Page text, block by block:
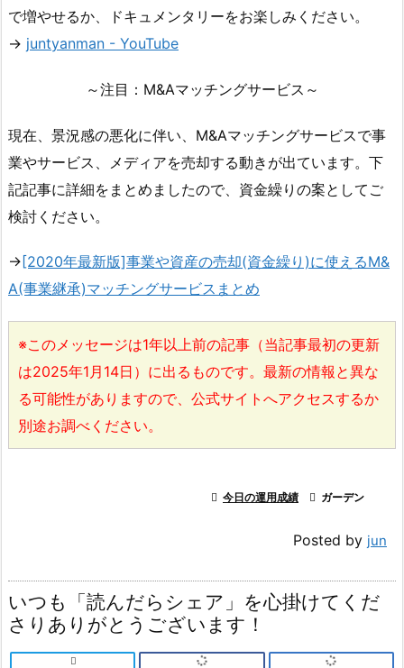
で増やせるか、ドキュメンタリーをお楽しみください。
→ juntyanman - YouTube
～注目：M&Aマッチングサービス～
現在、景況感の悪化に伴い、M&Aマッチングサービスで事
業やサービス、メディアを売却する動きが出ています。下
記記事に詳細をまとめましたので、資金繰りの案としてご
検討ください。
→ [2020年最新版]事業や資産の売却(資金繰り)に使えるM&
A(事業継承)マッチングサービスまとめ
※このメッセージは1年以上前の記事（当記事最初の更新
は2025年1月14日）に出るものです。最新の情報と異な
る可能性がありますので、公式サイトへアクセスするか
別途お調べください。
 今日の運用成績  ガーデン
Posted by jun
いつも「読んだらシェア」を心掛けてくだ
さりありがとうございます！
